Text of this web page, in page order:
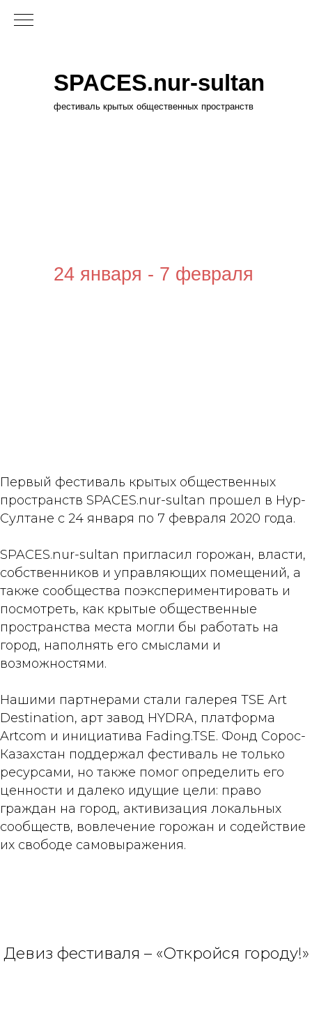
SPACES.nur-sultan
фестиваль крытых общественных пространств
24 января - 7 февраля
Первый фестиваль крытых общественных
пространств SPACES.nur-sultan прошел в Нур-
Султане с 24 января по 7 февраля 2020 года.
SPACES.nur-sultan пригласил горожан, власти,
собственников и управляющих помещений, а
также сообщества поэкспериментировать и
посмотреть, как крытые общественные
пространства места могли бы работать на
город, наполнять его смыслами и
возможностями.
Нашими партнерами стали галерея TSE Art
Destination, арт завод HYDRA, платформа
Artcom и инициатива Fading.TSE. Фонд Сорос-
Казахстан поддержал фестиваль не только
ресурсами, но также помог определить его
ценности и далеко идущие цели: право
граждан на город, активизация локальных
сообществ, вовлечение горожан и содействие
их свободе самовыражения.
Девиз фестиваля – «Откройся городу!»